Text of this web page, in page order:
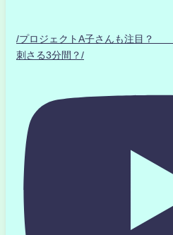
/プロジェクトA子さんも注目？
刺さる3分間？/